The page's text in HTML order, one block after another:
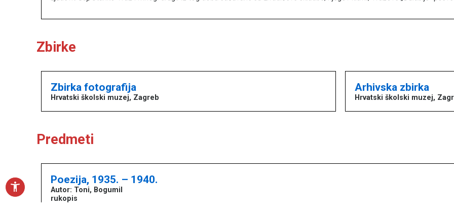
accessibility_new
Zbirke
Zbirka fotografija
Hrvatski školski muzej, Zagreb
Arhivska zbirka
Hrvatski školski muzej,
Predmeti
Poezija, 1935. – 1940.
Autor: Toni, Bogumil
rukopis
O portalu
Književnici
Impressum